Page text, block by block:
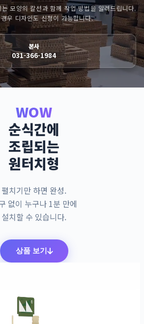
모양의 칼선과 함께 작업 방법을 알려드립니다.
우 디자인도 신청이 가능합니다.
본사
031-366-1984
WOW
순식간에
조립되는
원터치형
펼치기만 하면 완성.
없이 누구나 1분 만에
설치할 수 있습니다.
상품 보기